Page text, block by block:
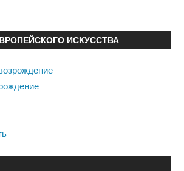
ИСКУССТВА